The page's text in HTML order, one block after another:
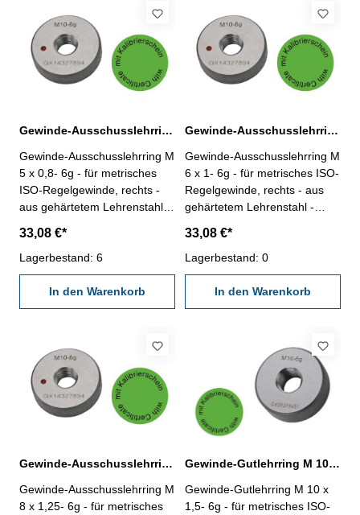
Gewinde-Ausschusslehrring M 5 x 0,8- 6g DIN 13
Gewinde-Ausschusslehrring M
5 x 0,8- 6g - für metrisches
ISO-Regelgewinde, rechts -
aus gehärtetem Lehrenstahl -
- mit Kalibrierschein nach
VDI/VDE/DGQ 2618/4.8
Abmessung: M 5 x 0,8
33,08 €*
Lagerbestand: 6
In den Warenkorb
Gewinde-Ausschusslehrring M 6 x 1- 6g DIN 13
Gewinde-Ausschusslehrring M
6 x 1- 6g - für metrisches ISO-
Regelgewinde, rechts - aus
gehärtetem Lehrenstahl -
- mit Kalibrierschein nach
VDI/VDE/DGQ 2618/4.8
Abmessung: M 6 x 1
33,08 €*
Lagerbestand: 0
In den Warenkorb
Gewinde-Ausschusslehrring M 8 x 1,25- 6g DIN 13
Gewinde-Ausschusslehrring M
8 x 1,25- 6g - für metrisches
Gewinde-Gutlehrring M 10 x 1,5- 6g DIN 13
Gewinde-Gutlehrring M 10 x
1,5- 6g - für metrisches ISO-